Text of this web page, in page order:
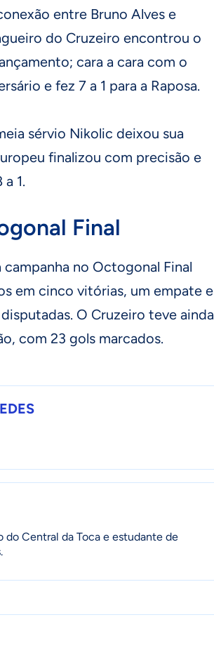
entre Bruno Alves e
do Cruzeiro encontrou o
cara a cara com o
e fez 7 a 1 para a Raposa.
sérvio Nikolic deixou sua
finalizou com precisão e
1.
Final
campanha no Octogonal Final
em cinco vitórias, um empate e
O Cruzeiro teve ainda
com 23 gols marcados.
do Central da Toca e estudante de